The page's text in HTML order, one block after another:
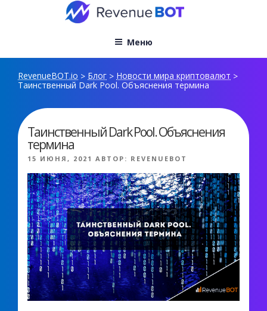
Меню
RevenueBOT.io > Блог > Новости мира криптовалют >
Таинственный Dark Pool. Объяснения термина
Таинственный Dark Pool. Объяснения
термина
ОПУБЛИКОВАНО
15 ИЮНЯ, 2021 АВТОР: REVENUEBOT